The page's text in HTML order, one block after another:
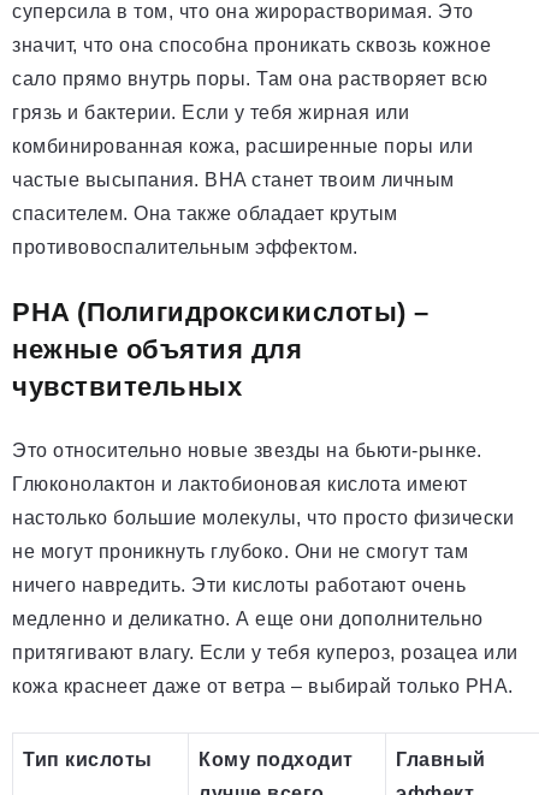
суперсила в том, что она жирорастворимая. Это
значит, что она способна проникать сквозь кожное
сало прямо внутрь поры. Там она растворяет всю
грязь и бактерии. Если у тебя жирная или
комбинированная кожа, расширенные поры или
частые высыпания. BHA станет твоим личным
спасителем. Она также обладает крутым
противовоспалительным эффектом.
PHA (Полигидроксикислоты) –
нежные объятия для
чувствительных
Это относительно новые звезды на бьюти-рынке.
Глюконолактон и лактобионовая кислота имеют
настолько большие молекулы, что просто физически
не могут проникнуть глубоко. Они не смогут там
ничего навредить. Эти кислоты работают очень
медленно и деликатно. А еще они дополнительно
притягивают влагу. Если у тебя купероз, розацеа или
кожа краснеет даже от ветра – выбирай только PHA.
Тип кислоты
Кому подходит
Главный